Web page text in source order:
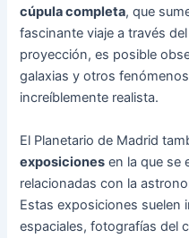
cúpula completa, que
fascinante viaje a través
proyección, es posible
galaxias y otros
increíblemente realista.
El Planetario de Madrid
exposiciones en la que se
relacionadas con la
Estas exposiciones suelen
espaciales, fotografías del